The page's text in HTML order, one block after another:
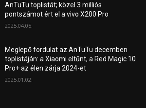
AnTuTu toplistát; közel 3 milliós
pontszámot ért el a vivo X200 Pro
2025.04.05.
Meglepő fordulat az AnTuTu decemberi
toplistáján: a Xiaomi eltűnt, a Red Magic 10
Pro+ az élen zárja 2024-et
2025.01.02.